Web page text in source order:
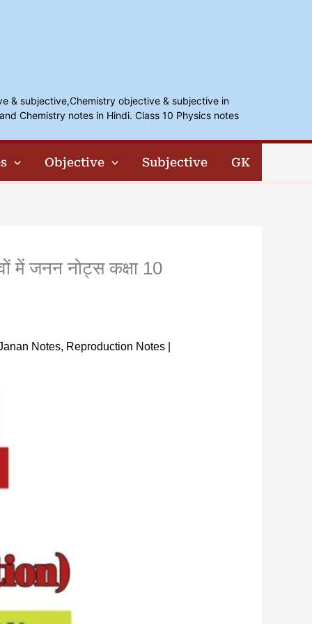
& subjective,Chemistry objective & subjective in
Chemistry notes in Hindi. Class 10 Physics notes
Objective Subjective GK
में जनन नोट्स कक्षा 10
Notes, Reproduction Notes |